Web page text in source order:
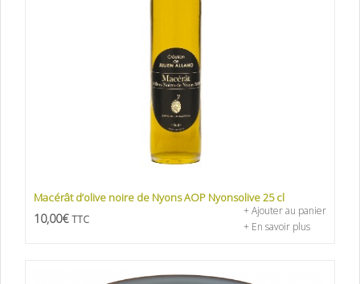
Macérât d’olive noire de Nyons AOP Nyonsolive 25 cl
10,00€ TTC
+ Ajouter au panier
+ En savoir plus